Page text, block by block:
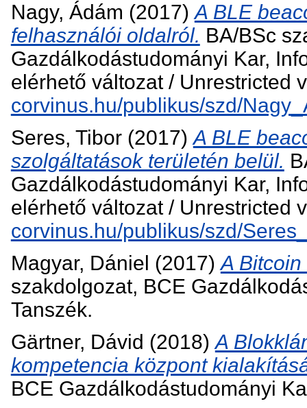
Nagy, Ádám (2017)A BLE
felhasználói oldalról. BA/BSc
Gazdálkodástudományi Kar,
elérhető változat / Unrestricted
corvinus.hu/publikus/szd/
Seres, Tibor(2017)A BLE
szolgáltatások területén belül.
Gazdálkodástudományi Kar,
elérhető változat / Unrestricted
corvinus.hu/publikus/szd/
Magyar, Dániel (2017)A
szakdolgozat, BCE
Tanszék.
Gärtner, Dávid (2018)A
kompetencia központ
BCE Gazdálkodástudományi